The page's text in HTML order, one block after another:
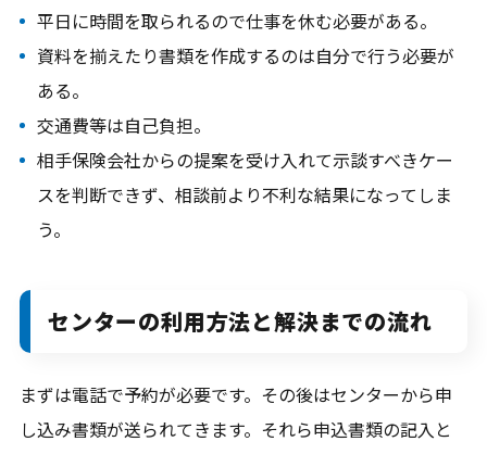
平日に時間を取られるので仕事を休む必要がある。
資料を揃えたり書類を作成するのは自分で行う必要が
ある。
交通費等は自己負担。
相手保険会社からの提案を受け入れて示談すべきケー
スを判断できず、相談前より不利な結果になってしま
う。
センターの利用方法と解決までの流れ
まずは電話で予約が必要です。その後はセンターから申
し込み書類が送られてきます。それら申込書類の記入と